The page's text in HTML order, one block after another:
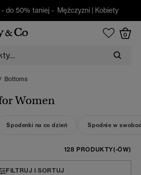
do 50% taniej - Mężczyzni | Kobiety
0
Bottoms
Women
Spodenki na co dzień Spodnie w
128 PRODUKTY(-ÓW)
FILTRUJ I SORTUJ